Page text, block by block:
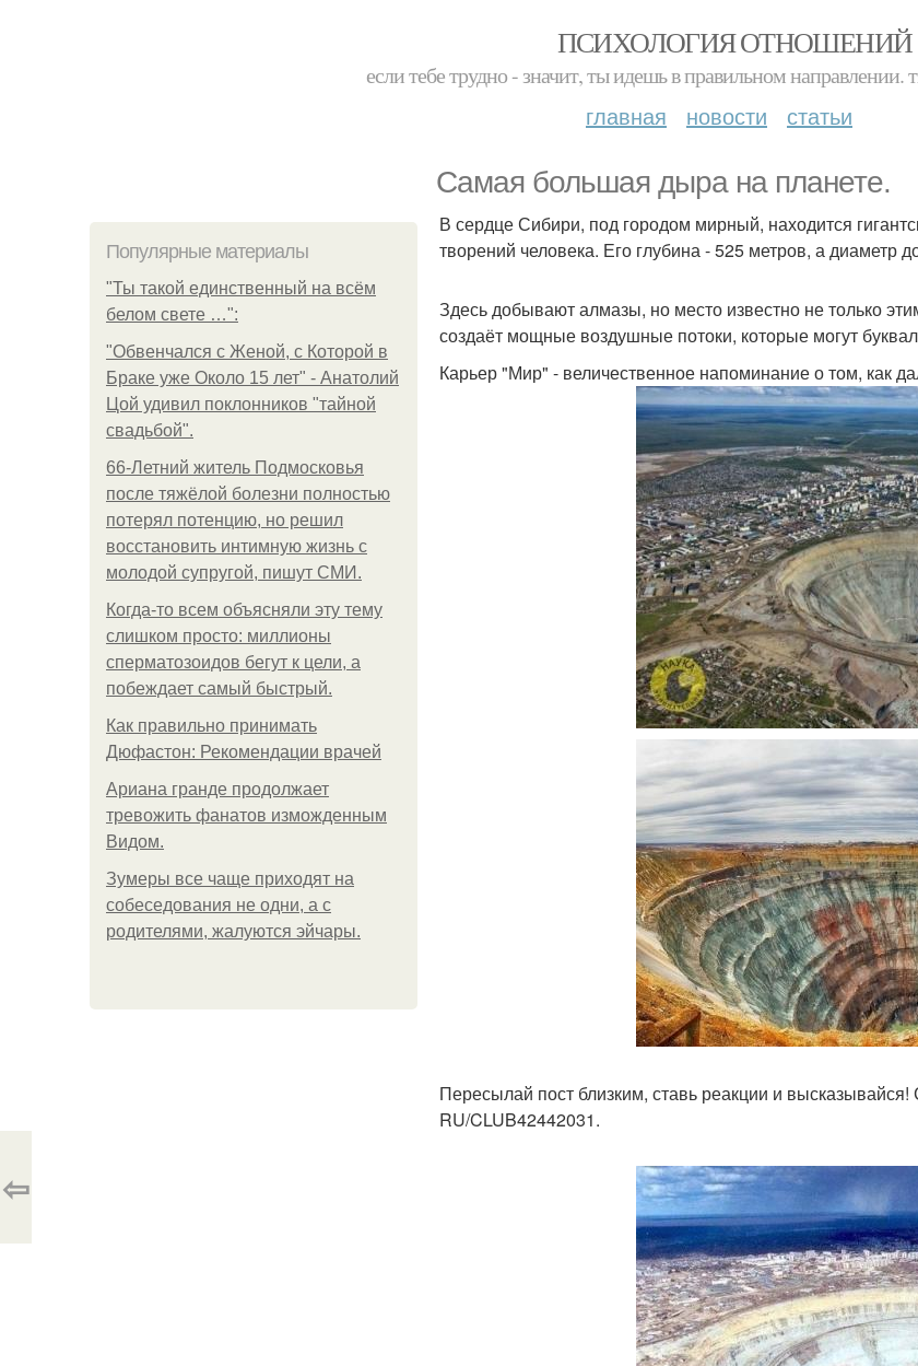
ПСИХОЛОГИЯ ОТНОШЕНИЙ
если тебе трудно - значит, ты идешь в правильном направлении.
главная новости статьи
Самая большая дыра на планете.
Популярные материалы
"Ты такой единственный на всём
белом свете …":
"Обвенчался с Женой, с Которой в
Браке уже Около 15 лет" - Анатолий
Цой удивил поклонников "тайной
свадьбой".
66-Летний житель Подмосковья
после тяжёлой болезни полностью
потерял потенцию, но решил
восстановить интимную жизнь с
молодой супругой, пишут СМИ.
Когда-то всем объясняли эту тему
слишком просто: миллионы
сперматозоидов бегут к цели, а
побеждает самый быстрый.
Как правильно принимать
Дюфастон: Рекомендации врачей
Ариана гранде продолжает
тревожить фанатов изможденным
Видом.
Зумеры все чаще приходят на
собеседования не одни, а с
родителями, жалуются эйчары.
В сердце Сибири, под городом мирный, находится
творений человека. Его глубина - 525 метров, а диаметр
Здесь добывают алмазы, но место известно не только
создаёт мощные воздушные потоки, которые могут
Карьер "Мир" - величественное напоминание о том, как
Пересылай пост близким, ставь реакции и
RU/CLUB42442031.
⇦